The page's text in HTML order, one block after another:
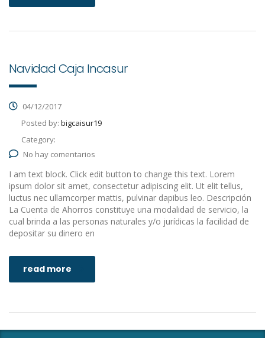
Navidad Caja Incasur
04/12/2017
Posted by: bigcaisur19
Category:
No hay comentarios
I am text block. Click edit button to change this text. Lorem
ipsum dolor sit amet, consectetur adipiscing elit. Ut elit tellus,
luctus nec ullamcorper mattis, pulvinar dapibus leo. Descripción
La Cuenta de Ahorros constituye una modalidad de servicio, la
cual brinda a las personas naturales y/o jurídicas la facilidad de
depositar su dinero en
read more